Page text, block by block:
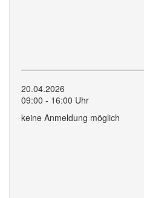
20.04.2026
09:00 - 16:00 Uhr
keine Anmeldung möglich